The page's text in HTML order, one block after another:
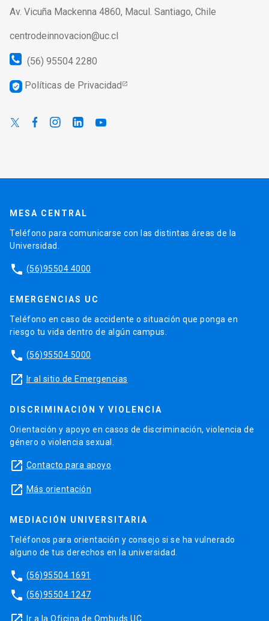
Av. Vicuña Mackenna 4860, Macul. Santiago, Chile
centrodeinnovacion@uc.cl
(56) 95504 2280
verified_user Políticas de Privacidad
MESA CENTRAL
Teléfono para comunicarse con las distintas áreas de la
Universidad.
phone (56)95504 4000
EMERGENCIAS UC
Teléfono en caso de accidente o situación que ponga en
riesgo tu vida dentro de algún campus.
phone (56)95504 5000
launch Ir al sitio de Emergencias
DISCRIMINACIÓN Y VIOLENCIA
Orientación y apoyo en casos de discriminación, violencia de
género o violencia sexual.
launch Contacto para apoyo
launch Más orientación
MEDIACIÓN UNIVERSITARIA
Teléfonos para orientación y consejo si se ha vulnerado
alguno de tus derechos en la universidad.
phone (56)95504 1691
phone (56)95504 1247
Ir a la Oficina de Ombuds UC